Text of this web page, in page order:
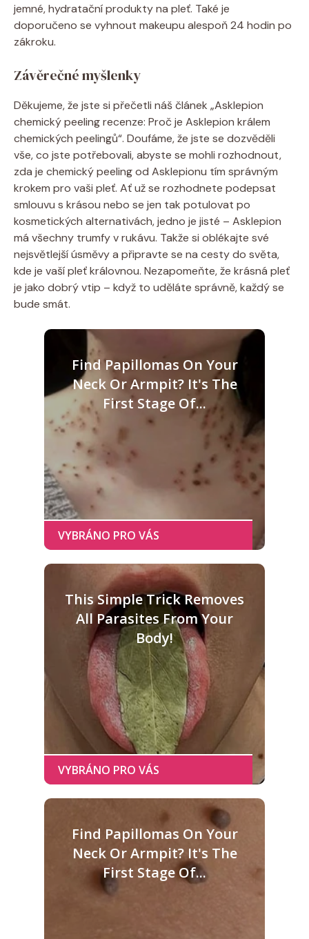
jemné, hydratační produkty na pleť. Také je
doporučeno se vyhnout makeupu alespoň 24 hodin po
zákroku.
Závěrečné myšlenky
Děkujeme, že jste si přečetli náš článek „Asklepion
chemický peeling recenze: Proč je Asklepion králem
chemických peelingů“. Doufáme, že jste se dozvěděli
vše, co jste potřebovali, abyste se mohli rozhodnout,
zda je chemický peeling od Asklepionu tím správným
krokem pro vaši pleť. Ať už se rozhodnete podepsat
smlouvu s krásou nebo se jen tak potulovat po
kosmetických alternativách, jedno je jisté – Asklepion
má všechny trumfy v rukávu. Takže si oblékajte své
nejsvětlejší úsměvy a připravte se na cesty do světa,
kde je vaší pleť královnou. Nezapomeňte, že krásná pleť
je jako dobrý vtip – když to uděláte správně, každý se
bude smát.
Find Papillomas On Your
Neck Or Armpit? It's The
First Stage Of...
This Simple Trick Removes
All Parasites From Your
Body!
Find Papillomas On Your
Neck Or Armpit? It's The
First Stage Of...